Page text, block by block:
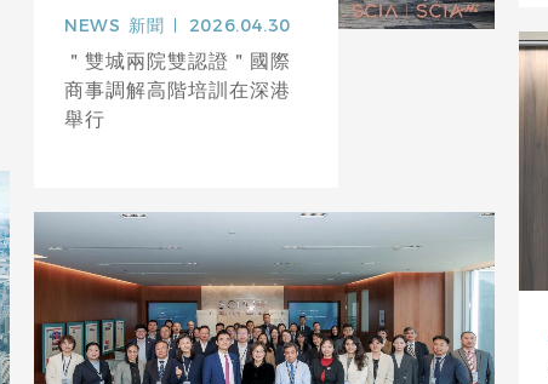
NEWS 新聞 2026.04.30
＂雙城兩院雙認證＂國際
商事調解高階培訓在深港
舉行